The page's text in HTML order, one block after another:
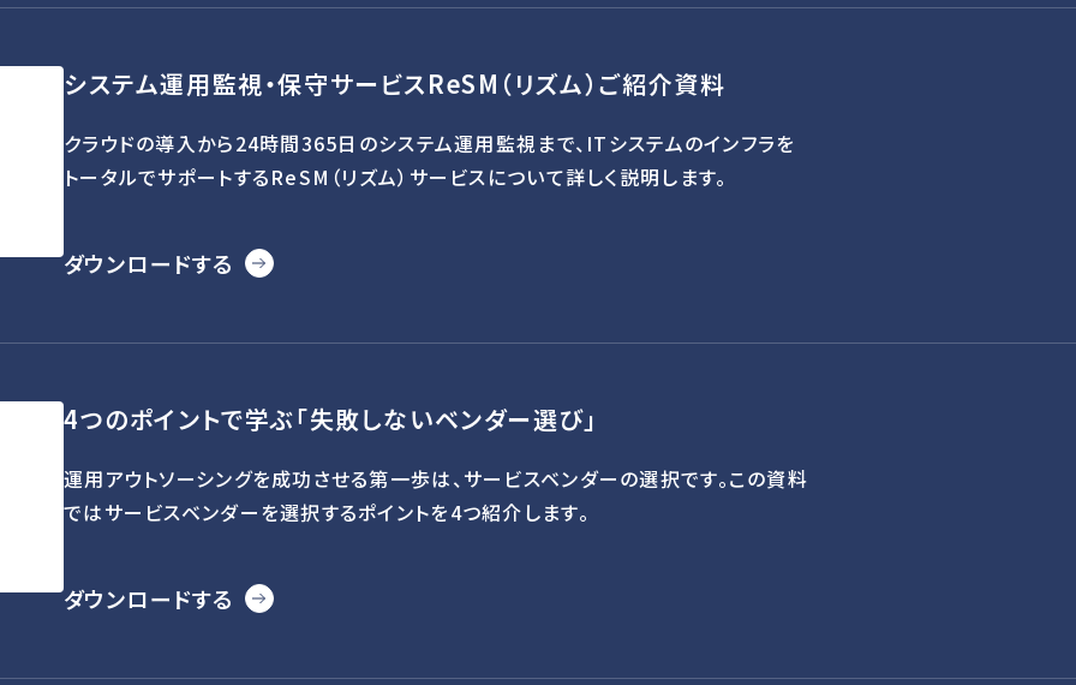
システム運用監視・保守サービスReSM（リズム）ご紹介資料
クラウドの導入から24時間365日のシステム運用監視まで、ITシステムのインフラを
トータルでサポートするReSM（リズム）サービスについて詳しく説明します。
ダウンロードする
4つのポイントで学ぶ「失敗しないベンダー選び」
運用アウトソーシングを成功させる第一歩は、サービスベンダーの選択です。この資料
ではサービスベンダーを選択するポイントを4つ紹介します。
ダウンロードする